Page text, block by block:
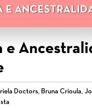
e
Doctors, Bruna Crioula,